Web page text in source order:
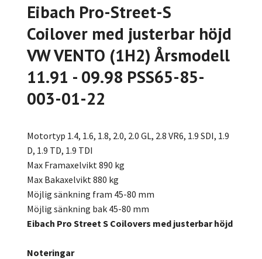
Eibach Pro-Street-S
Coilover med justerbar höjd
VW VENTO (1H2) Årsmodell
11.91 - 09.98 PSS65-85-
003-01-22
Motortyp 1.4, 1.6, 1.8, 2.0, 2.0 GL, 2.8 VR6, 1.9 SDI, 1.9
D, 1.9 TD, 1.9 TDI
Max Framaxelvikt 890 kg
Max Bakaxelvikt 880 kg
Möjlig sänkning fram 45-80 mm
Möjlig sänkning bak 45-80 mm
Eibach Pro Street S Coilovers med justerbar höjd
Noteringar